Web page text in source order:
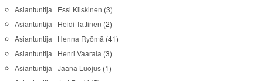
Asiantuntija | Essi Kiiskinen (3)
Asiantuntija | Heidi Tattinen (2)
Asiantuntija | Henna Ryömä (41)
Asiantuntija | Henri Vaarala (3)
Asiantuntija | Jaana Luojus(1)